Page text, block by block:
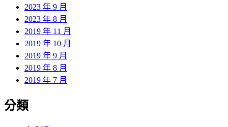
2023 年 9 月
2023 年 8 月
2019 年 11 月
2019 年 10 月
2019 年 9 月
2019 年 8 月
2019 年 7 月
分類